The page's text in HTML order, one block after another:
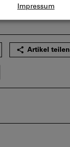
Artikel teilen